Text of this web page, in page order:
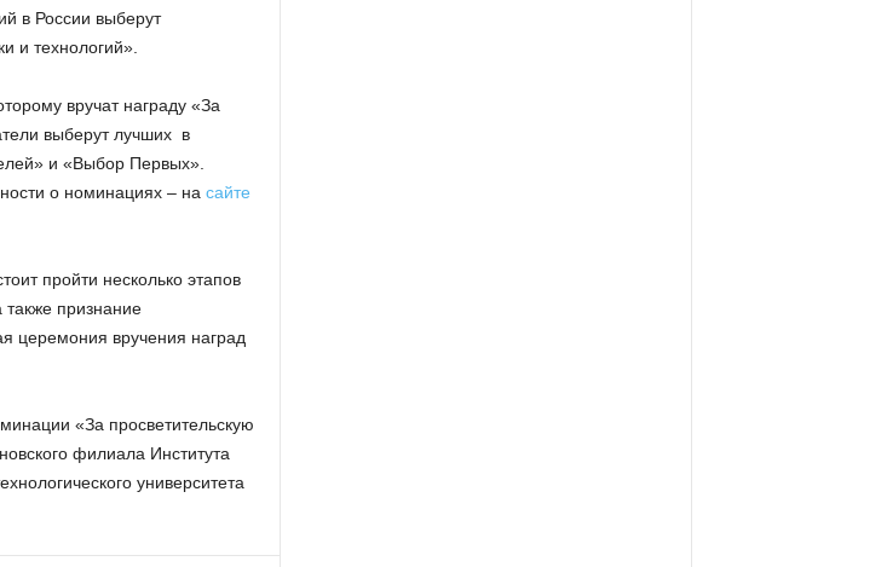
в России выберут
и технологий».
вручат награду «За
выберут лучших в
и «Выбор Первых».
о номинациях – на сайте
пройти несколько этапов
также признание
церемония вручения наград
«За просветительскую
филиала Института
университета